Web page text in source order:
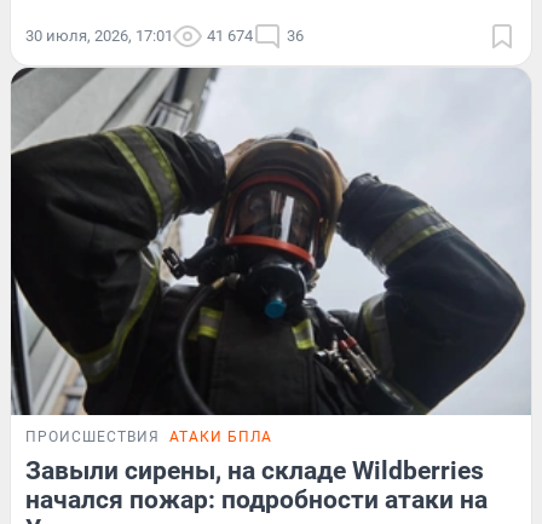
30 июля, 2026, 17:01 41 674 36
ПРОИСШЕСТВИЯ АТАКИ БПЛА
Завыли сирены, на складе Wildberries
начался пожар: подробности атаки на